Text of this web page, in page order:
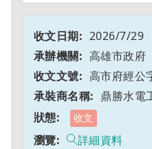
2026/7/29
高雄市政府
高市府經公
鼎勝水電
收文
詳細資料